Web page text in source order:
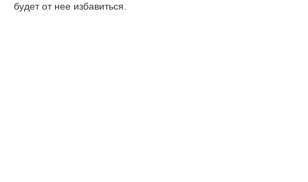
будет от нее избавиться.